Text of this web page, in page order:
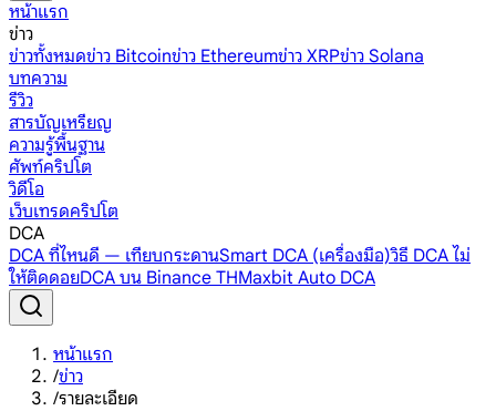
หน้าแรก
ข่าว
ข่าวทั้งหมดข่าว Bitcoinข่าว Ethereumข่าว XRPข่าว Solana
บทความ
รีวิว
สารบัญเหรียญ
ความรู้พื้นฐาน
ศัพท์คริปโต
วิดีโอ
เว็บเทรดคริปโต
DCA
DCA ที่ไหนดี — เทียบกระดานSmart DCA (เครื่องมือ)วิธี DCA ไม่
ให้ติดดอยDCA บน Binance THMaxbit Auto DCA
หน้าแรก
/ข่าว
/รายละเอียด